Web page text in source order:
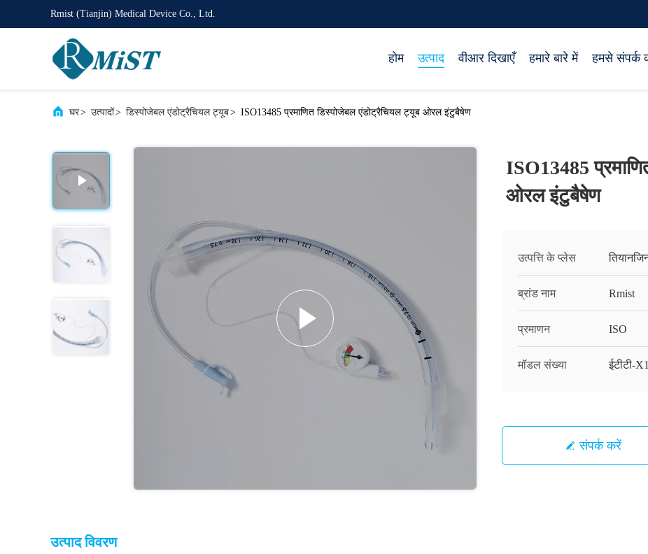
Rmist (Tianjin) Medical Device Co., Ltd.
होम उत्पाद वीआर दिखाएँ हमारे बारे में हमसे संपर्क
घर> उत्पादों> डिस्पोजेबल एंडोट्रैचियल ट्यूब> ISO13485 प्रमाणित डिस्पोजेबल एंडोट्रैचियल ट्यूब ओरल इंटुबैषेण
ISO13485
ओरल इंटुबैषेण
उत्पत्ति के प्लेस
ब्रांड नाम Rmist
प्रमाणन ISO
मॉडल संख्या ईटीटी-
संपर्क करें
उत्पाद विवरण